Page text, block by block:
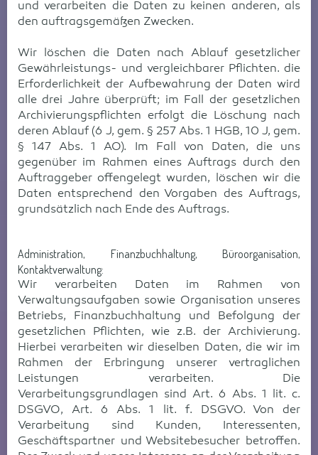
und verarbeiten die Daten zu keinen anderen, als
den auftragsgemäßen Zwecken.
Wir löschen die Daten nach Ablauf gesetzlicher
Gewährleistungs- und vergleichbarer Pflichten. die
Erforderlichkeit der Aufbewahrung der Daten wird
alle drei Jahre überprüft; im Fall der gesetzlichen
Archivierungspflichten erfolgt die Löschung nach
deren Ablauf (6 J, gem. § 257 Abs. 1 HGB, 10 J, gem.
§ 147 Abs. 1 AO). Im Fall von Daten, die uns
gegenüber im Rahmen eines Auftrags durch den
Auftraggeber offengelegt wurden, löschen wir die
Daten entsprechend den Vorgaben des Auftrags,
grundsätzlich nach Ende des Auftrags.
Administration, Finanzbuchhaltung, Büroorganisation,
Kontaktverwaltung:
Wir verarbeiten Daten im Rahmen von
Verwaltungsaufgaben sowie Organisation unseres
Betriebs, Finanzbuchhaltung und Befolgung der
gesetzlichen Pflichten, wie z.B. der Archivierung.
Hierbei verarbeiten wir dieselben Daten, die wir im
Rahmen der Erbringung unserer vertraglichen
Leistungen verarbeiten. Die
Verarbeitungsgrundlagen sind Art. 6 Abs. 1 lit. c.
DSGVO, Art. 6 Abs. 1 lit. f. DSGVO. Von der
Verarbeitung sind Kunden, Interessenten,
Geschäftspartner und Websitebesucher betroffen.